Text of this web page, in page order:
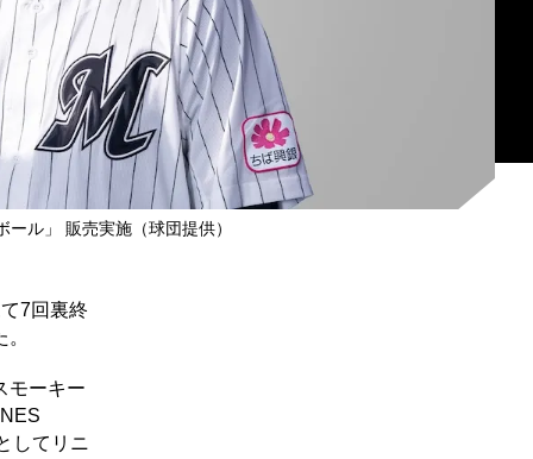
ール」 販売実施（球団提供）
7回裏終
モーキー
してリニ